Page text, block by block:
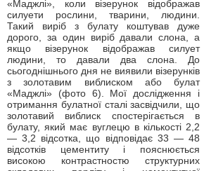
«Маджлі», коли візерунок відображав
силуети рослини, тварини, людини.
Такий виріб з булату коштував дуже
дорого, за один виріб давали слона, а
якщо візерунок відображав силует
людини, то давали два слона. До
сьогоднішнього дня не виявили візерунків
з золотавим виблиском або булат
«Маджлі» (фото 6). Мої дослідження і
отримання булатної сталі засвідчили, що
золотавий виблиск спостерігається в
булату, який має вуглецю в кількості 2,2
— 3,2 відсотка, що відповідає 33 — 48
відсотків цементиту і пояснюється
високою контрастностю структурних